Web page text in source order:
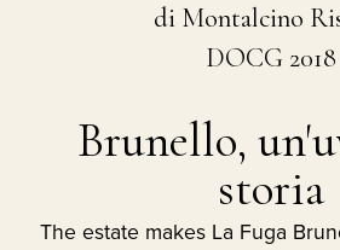
di Montalcino
DOCG 2018
Brunello,
storia
The estate makes La Fuga